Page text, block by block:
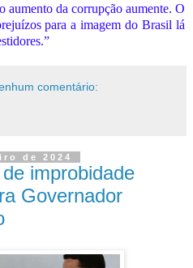
aumento da corrupção aumente. O
para a imagem do Brasil lá
comentário:
de 2024
improbidade
Governador